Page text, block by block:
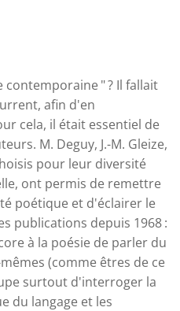
contemporaine " ? Il fallait
afin d'en
cela, il était essentiel de
M. Deguy, J.-M. Gleize,
pour leur diversité
ont permis de remettre
poétique et d'éclairer le
publications depuis 1968 :
à la poésie de parler du
(comme êtres de ce
surtout d'interroger la
du langage et les